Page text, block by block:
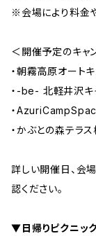
※会場により料金
＜開催予定のキャ
・朝霧高原オート
・-be- 北軽井沢キ
・
・かぶとの森テラス
詳しい開催日、会
認ください。
▼日帰りピクニッ